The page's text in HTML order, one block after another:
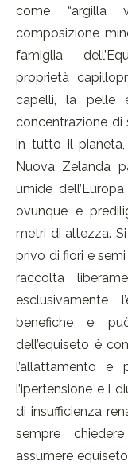
come “argilla
composizione
famiglia
proprietà
capelli, la pelle
concentrazione di
in tutto il pianeta,
Nuova Zelanda
umide
ovunque e
metri di altezza.
privo di fiori e
raccolta
esclusivamente
benefiche e
dell’equiseto è
l’allattamento e
l’ipertensione e i
di insufficienza
sempre
assumere